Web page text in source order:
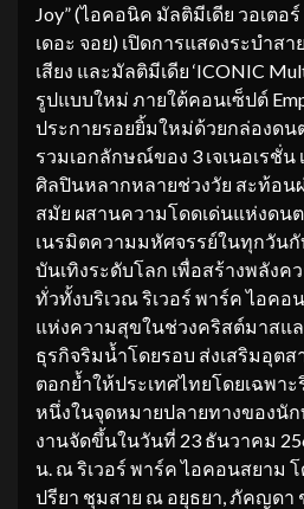
Joy” (ไอคอนิค มัลติมีเดีย วอเตอร์
เดอะ จอย) เปิดการแสดงระบำส
เสียง และมัลติมีเดีย ‘ICONIC
รูปแบบใหม่ ภายใต้คอนเซ็ปต์
ประกายรอยยิ้มใหม่ด้วยกล่องด
รวมเอกลักษณ์ของ 3 เจเนอเรชั่
ศิลปินหลากหลายช่วงวัย สะท้อน
สมัย ผสานความโดดเด่นแห่งดน
เนรมิตความมหัศจรรย์ในทุกวัน
บันเทิงระดับโลก เพื่อสร้างพลัง
ทั่วทั้งบริเวณ ริเวอร์ พาร์ค ไอคอ
แห่งความสุขในช่วงคริสต์มาสแ
ธุรกิจริมน้ำโดยรอบ ส่งเสริมอุตส
ตอกย้ำให้ประเทศไทยโดยเฉพา
หนึ่งในจุดหมายปลายทางของนัก
งานจัดขึ้นในวันที่ 23 ธันวาคม
น. ณ ริเวอร์ พาร์ค ไอคอนสยาม
ปรียา ชุมสาย ณ อยุธยา, ภัคญดา